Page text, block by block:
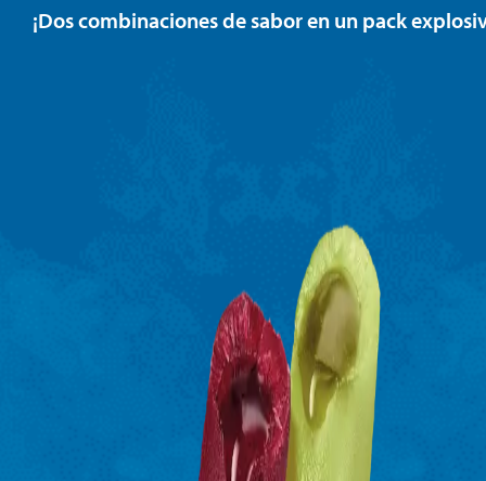
¡Dos combinaciones de sabor en un pack